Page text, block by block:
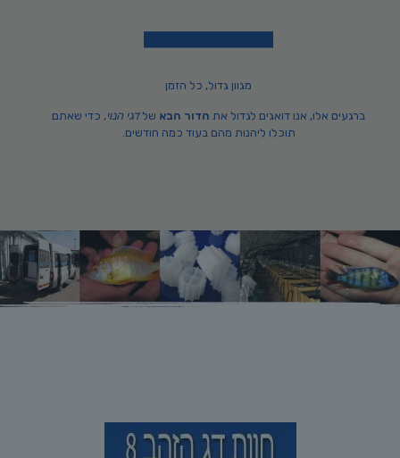
מגוון גדול, כל הזמן
ברגעים אלו, אנו דואגים לגדול את הדור הבא שלדגי הנוי, כדי שאתם
תוכלו ליהנות מהם בעוד כמה חודשים.